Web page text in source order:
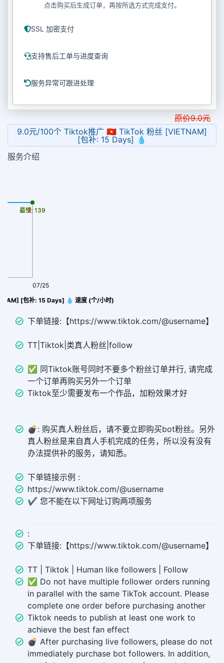
点击购买后生成订单，再按所选方式完成支付。
SSL 加密支付
支持售后工单与进度查询
服务异常可跟进处理
原价9.0元
9.0元/100个 Tiktok推广 🇻🇳 TikTok 粉丝 [VIETNAM]
[包补: 15 Days] 💧
服务介绍
[包补: 15 Days] 💧 速度 (个/小时)
07/25
最慢: 139
最快: 139
下单链接:【https://www.tiktok.com/@username】
TT|Tiktok|类真人粉丝|follow
✅ 同Tiktok账号同时不要多个粉丝订单并行, 请完成
一个订单再购买另外一个订单
Tiktok至少需要发布一个作品，加粉效果才好
💣︎: 购买真人粉丝后，请不要立即购买bot粉丝。另外
真人粉丝是来自真人手机完成的任务，所以没有没有
办法提供补的服务，请知悉。
下单链接示例 :
https://www.tiktok.com/@username
✔️ 您不能在以下网址订购两项服务
:
下单链接:【https://www.tiktok.com/@username】
TT | Tiktok | Human like followers | Follow
✅ Do not have multiple follower orders running
in parallel with the same TikTok account. Please
complete one order before purchasing another
Tiktok needs to publish at least one work to
achieve the best fan effect
💣 After purchasing live followers, please do not
immediately purchase bot followers. In addition,